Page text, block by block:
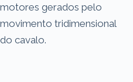
motores gerados pelo
movimento tridimensional
do cavalo.